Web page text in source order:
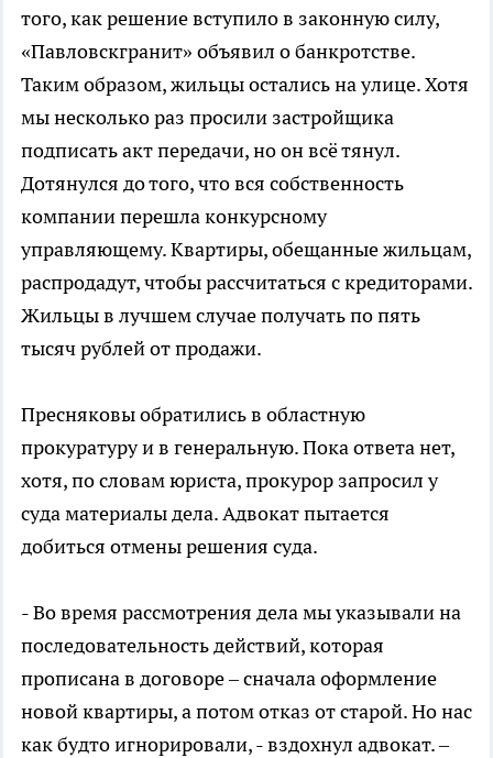
того, как решение вступило в законную силу,
«Павловскгранит» объявил о банкротстве.
Таким образом, жильцы остались на улице. Хотя
мы несколько раз просили застройщика
подписать акт передачи, но он всё тянул.
Дотянулся до того, что вся собственность
компании перешла конкурсному
управляющему. Квартиры, обещанные жильцам,
распродадут, чтобы рассчитаться с кредиторами.
Жильцы в лучшем случае получать по пять
тысяч рублей от продажи.
Пресняковы обратились в областную
прокуратуру и в генеральную. Пока ответа нет,
хотя, по словам юриста, прокурор запросил у
суда материалы дела. Адвокат пытается
добиться отмены решения суда.
- Во время рассмотрения дела мы указывали на
последовательность действий, которая
прописана в договоре – сначала оформление
новой квартиры, а потом отказ от старой. Но нас
как будто игнорировали, - вздохнул адвокат. –